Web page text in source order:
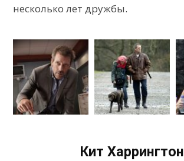
несколько лет дружбы.
Кит Харрингтон